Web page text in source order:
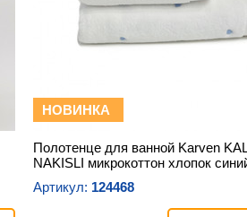
НОВИНКА
Полотенце для ванной Karven
NAKISLI микрокоттон хлопок
Артикул: 124468